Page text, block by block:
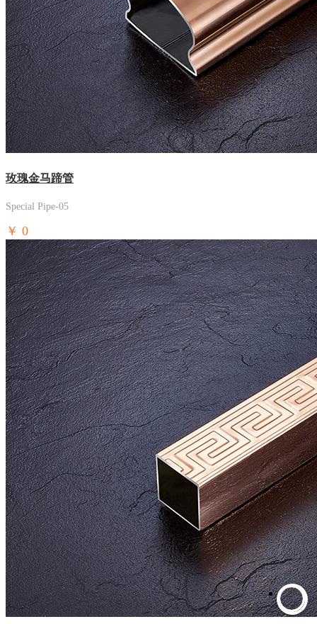
玫瑰金马蹄管
Special Pipe-05
￥ 0